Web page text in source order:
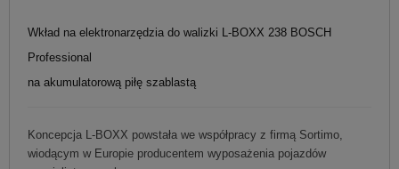
Wkład na elektronarzędzia do walizki L-BOXX 238 BOSCH
Professional
na akumulatorową piłę szablastą
Koncepcja L-BOXX powstała we współpracy z firmą Sortimo,
wiodącym w Europie producentem wyposażenia pojazdów